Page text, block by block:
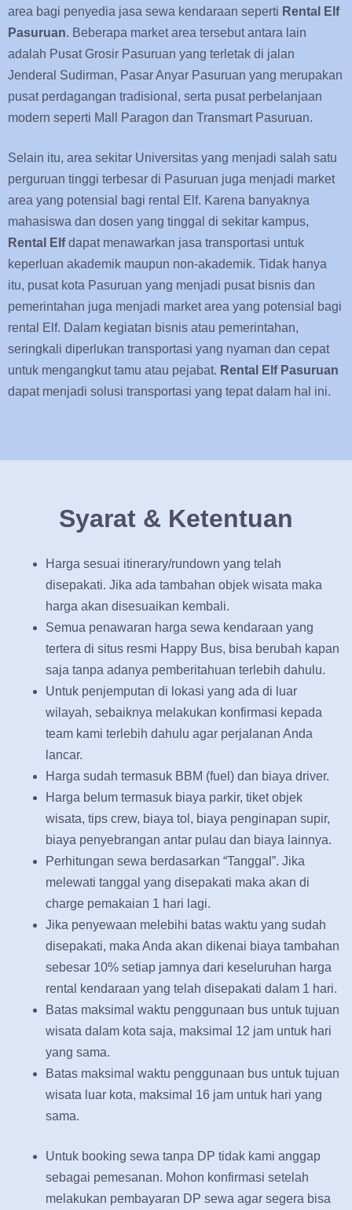
area bagi penyedia jasa sewa kendaraan seperti Rental Elf
Pasuruan. Beberapa market area tersebut antara lain
adalah Pusat Grosir Pasuruan yang terletak di jalan
Jenderal Sudirman, Pasar Anyar Pasuruan yang merupakan
pusat perdagangan tradisional, serta pusat perbelanjaan
modern seperti Mall Paragon dan Transmart Pasuruan.
Selain itu, area sekitar Universitas yang menjadi salah satu
perguruan tinggi terbesar di Pasuruan juga menjadi market
area yang potensial bagi rental Elf. Karena banyaknya
mahasiswa dan dosen yang tinggal di sekitar kampus,
Rental Elfdapat menawarkan jasa transportasi untuk
keperluan akademik maupun non-akademik. Tidak hanya
itu, pusat kota Pasuruan yang menjadi pusat bisnis dan
pemerintahan juga menjadi market area yang potensial bagi
rental Elf. Dalam kegiatan bisnis atau pemerintahan,
seringkali diperlukan transportasi yang nyaman dan cepat
untuk mengangkut tamu atau pejabat. Rental Elf Pasuruan
dapat menjadi solusi transportasi yang tepat dalam hal ini.
Syarat & Ketentuan
Harga sesuai itinerary/rundown yang telah
disepakati. Jika ada tambahan objek wisata maka
harga akan disesuaikan kembali.
Semua penawaran harga sewa kendaraan yang
tertera di situs resmi Happy Bus, bisa berubah kapan
saja tanpa adanya pemberitahuan terlebih dahulu.
Untuk penjemputan di lokasi yang ada di luar
wilayah, sebaiknya melakukan konfirmasi kepada
team kami terlebih dahulu agar perjalanan Anda
lancar.
Harga sudah termasuk BBM (fuel) dan biaya driver.
Harga belum termasuk biaya parkir, tiket objek
wisata, tips crew, biaya tol, biaya penginapan supir,
biaya penyebrangan antar pulau dan biaya lainnya.
Perhitungan sewa berdasarkan “Tanggal”. Jika
melewati tanggal yang disepakati maka akan di
charge pemakaian 1 hari lagi.
Jika penyewaan melebihi batas waktu yang sudah
disepakati, maka Anda akan dikenai biaya tambahan
sebesar 10% setiap jamnya dari keseluruhan harga
rental kendaraan yang telah disepakati dalam 1 hari.
Batas maksimal waktu penggunaan bus untuk tujuan
wisata dalam kota saja, maksimal 12 jam untuk hari
yang sama.
Batas maksimal waktu penggunaan bus untuk tujuan
wisata luar kota, maksimal 16 jam untuk hari yang
sama.
Untuk booking sewa tanpa DP tidak kami anggap
sebagai pemesanan. Mohon konfirmasi setelah
melakukan pembayaran DP sewa agar segera bisa